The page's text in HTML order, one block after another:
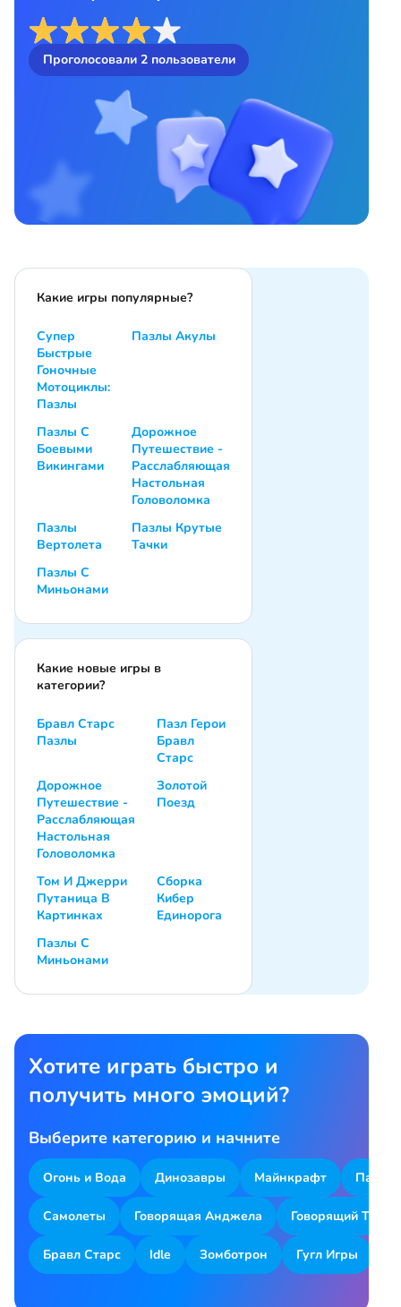
Проголосовали 2пользователи
Какие игры популярные?
Супер
Быстрые
Гоночные
Мотоциклы:
Пазлы
Пазлы Акулы
Пазлы С
Боевыми
Викингами
Дорожное
Путешествие -
Расслабляющая
Настольная
Головоломка
Пазлы
Вертолета
Пазлы Крутые
Тачки
Пазлы С
Миньонами
Какие новые игры в
категории?
Бравл Старс
Пазлы
Пазл Герои
Бравл
Старс
Дорожное
Путешествие -
Расслабляющая
Настольная
Головоломка
Золотой
Поезд
Том И Джерри
Путаница В
Картинках
Сборка
Кибер
Единорога
Пазлы С
Миньонами
Хотите играть быстро и
получить много эмоций?
Выберите категорию и начните
Огонь и Вода Динозавры Майнкрафт
Самолеты Говорящая Анджела Говорящий Том
Бравл Старс Idle Зомботрон Гугл Игры